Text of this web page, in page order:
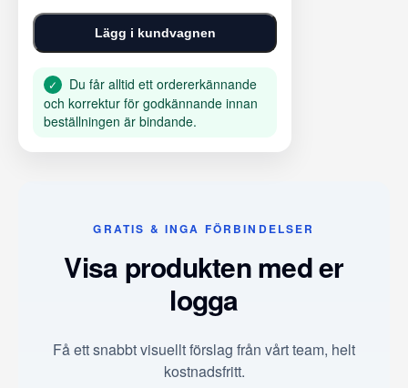
Lägg i kundvagnen
✓
Du får alltid ett ordererkännande
och korrektur för godkännande innan
beställningen är bindande.
GRATIS & INGA FÖRBINDELSER
Visa produkten med er
logga
Få ett snabbt visuellt förslag från vårt team, helt
kostnadsfritt.